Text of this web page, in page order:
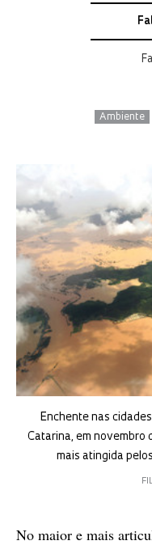
Ambiente
Enchente nas
Catarina, em novembro
mais atingida
No maior e mais